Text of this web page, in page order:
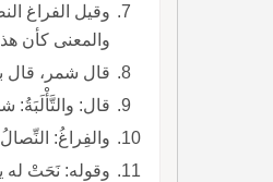
وقيل الفراغ
والمعنى كأن
قال شمر، قال
قال: والتَّأْلَبَةُ:
والفِراغُ:
وقوله: نَحَتْ له